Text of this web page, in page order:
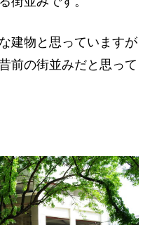
建物と思っていますが
前の街並みだと思って